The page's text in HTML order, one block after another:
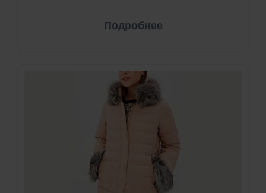
Подробнее